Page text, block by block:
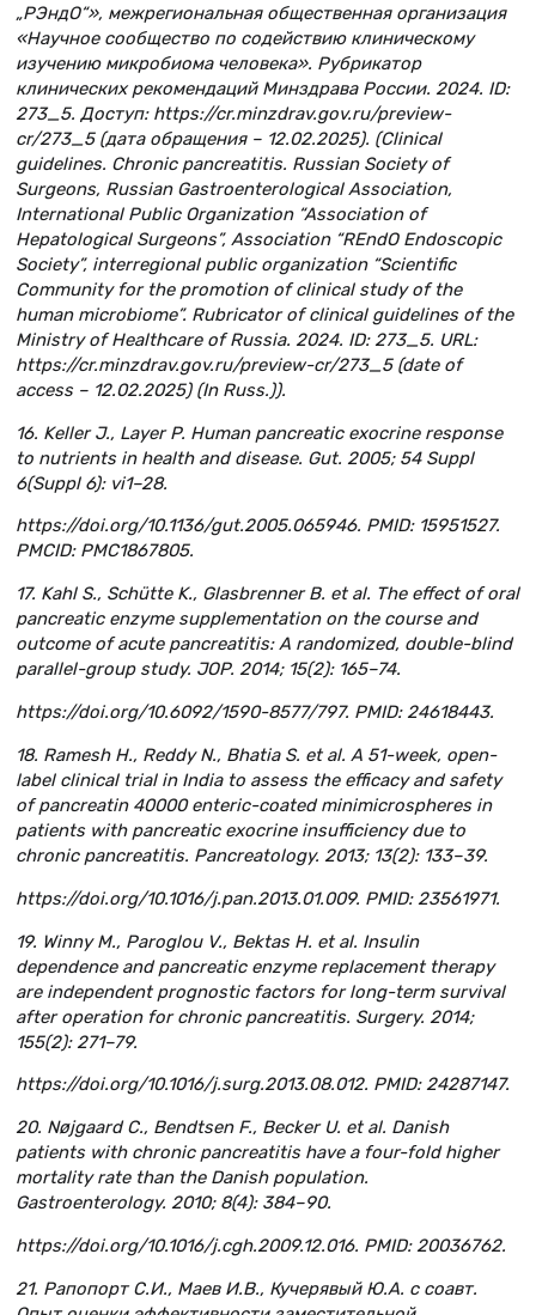
„РЭндО“», межрегиональная общественная организация
«Научное сообщество по содействию клиническому
изучению микробиома человека». Рубрикатор
клинических рекомендаций Минздрава России. 2024. ID:
273_5. Доступ: https://cr.minzdrav.gov.ru/preview-
cr/273_5 (дата обращения – 12.02.2025). (Clinical
guidelines. Chronic pancreatitis. Russian Society of
Surgeons, Russian Gastroenterological Association,
International Public Organization “Association of
Hepatological Surgeons”, Association “REndO Endoscopic
Society”, interregional public organization “Scientific
Community for the promotion of clinical study of the
human microbiome”. Rubricator of clinical guidelines of the
Ministry of Healthcare of Russia. 2024. ID: 273_5. URL:
https://cr.minzdrav.gov.ru/preview-cr/273_5 (date of
access – 12.02.2025) (In Russ.)).
16. Keller J., Layer P. Human pancreatic exocrine response
to nutrients in health and disease. Gut. 2005; 54 Suppl
6(Suppl 6): vi1–28.
https://doi.org/10.1136/gut.2005.065946. PMID: 15951527.
PMCID: PMC1867805.
17. Kahl S., Schütte K., Glasbrenner B. et al. The effect of oral
pancreatic enzyme supplementation on the course and
outcome of acute pancreatitis: A randomized, double-blind
parallel-group study. JOP. 2014; 15(2): 165–74.
https://doi.org/10.6092/1590-8577/797. PMID: 24618443.
18. Ramesh H., Reddy N., Bhatia S. et al. A 51-week, open-
label clinical trial in India to assess the efficacy and safety
of pancreatin 40000 enteric-coated minimicrospheres in
patients with pancreatic exocrine insufficiency due to
chronic pancreatitis. Pancreatology. 2013; 13(2): 133–39.
https://doi.org/10.1016/j.pan.2013.01.009. PMID: 23561971.
19. Winny M., Paroglou V., Bektas H. et al. Insulin
dependence and pancreatic enzyme replacement therapy
are independent prognostic factors for long-term survival
after operation for chronic pancreatitis. Surgery. 2014;
155(2): 271–79.
https://doi.org/10.1016/j.surg.2013.08.012. PMID: 24287147.
20. Nøjgaard C., Bendtsen F., Becker U. et al. Danish
patients with chronic pancreatitis have a four-fold higher
mortality rate than the Danish population.
Gastroenterology. 2010; 8(4): 384–90.
https://doi.org/10.1016/j.cgh.2009.12.016. PMID: 20036762.
21. Рапопорт С.И., Маев И.В., Кучерявый Ю.А. с соавт.